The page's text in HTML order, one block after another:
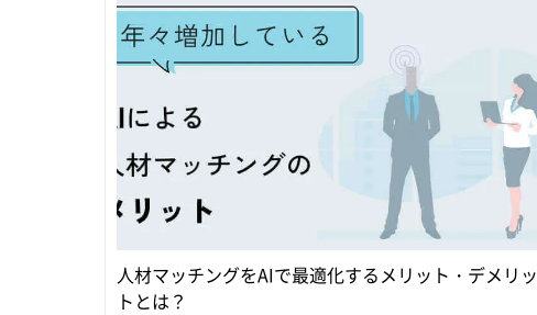
人材マッチングをAIで最適化するメリット・デメリッ
トとは？